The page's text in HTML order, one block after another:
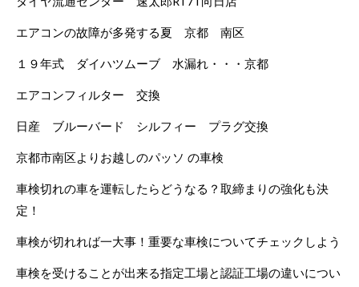
エアコンの故障が多発する夏 京都 南区
１９年式 ダイハツムーブ 水漏れ・・・京都
エアコンフィルター 交換
日産 ブルーバード シルフィー プラグ交換
京都市南区よりお越しのパッソ の車検
車検切れの車を運転したらどうなる？取締まりの強化も決
定！
車検が切れれば一大事！重要な車検についてチェックしよう
車検を受けることが出来る指定工場と認証工場の違いについ